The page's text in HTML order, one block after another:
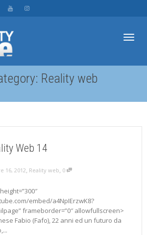
Reality web
Web 14
16, 2012, Reality web, 0
embed/a4NpIErzwK8?
frameborder=”0″ allowfullscreen>
Fabio (Fafo), 22 anni ed un futuro da